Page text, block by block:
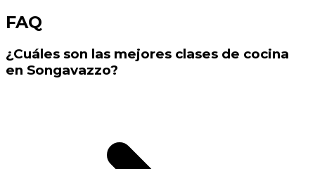
FAQ
¿Cuáles son las mejores clases de cocina
en Songavazzo?